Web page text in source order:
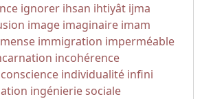
ignorer ihsan ihtiyât ijma
image imaginaire imam
immigration imperméable
incohérence
individualité infini
ingénierie sociale